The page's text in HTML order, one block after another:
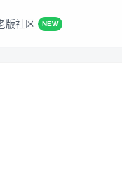
版社区 NEW